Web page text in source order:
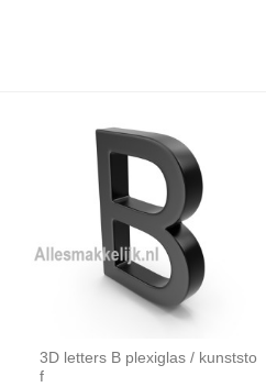
3D letters B plexiglas / kunststo
f